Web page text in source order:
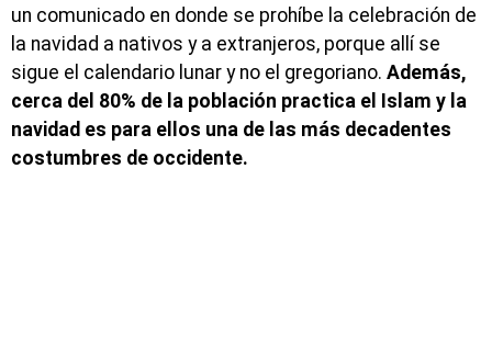
un comunicado en donde se prohíbe la celebración de
la navidad a nativos y a extranjeros, porque allí se
sigue el calendario lunar y no el gregoriano. Además,
cerca del 80% de la población practica el Islam y la
navidad es para ellos una de las más decadentes
costumbres de occidente.